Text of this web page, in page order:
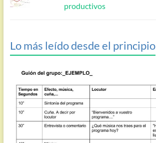
productivos
Lo más leído desde el principio